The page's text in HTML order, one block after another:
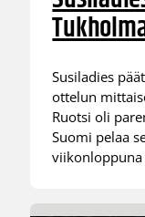
Susiladies
ottelun
Ruotsi oli
Suomi pelaa
viikonloppuna